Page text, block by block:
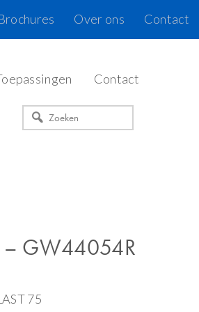
Contact
Over ons
Contact
Zoeken
GW44054R
75